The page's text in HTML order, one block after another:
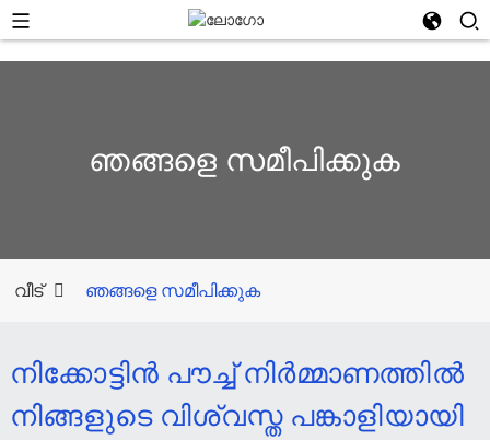
ഞങ്ങളെ സമീപിക്കുക
വീട് ഞങ്ങളെ സമീപിക്കുക
നിക്കോട്ടിൻ പൗച്ച് നിർമ്മാണത്തിൽ
നിങ്ങളുടെ വിശ്വസ്ത പങ്കാളിയായി